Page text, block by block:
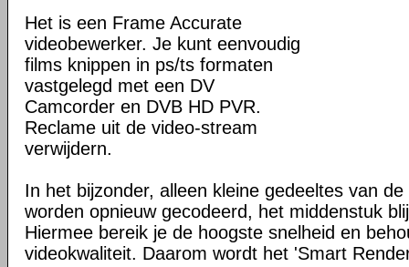
Het is een Frame Accurate
videobewerker. Je kunt eenvoudig
films knippen in ps/ts formaten
vastgelegd met een DV
Camcorder en DVB HD PVR.
Reclame uit de video-stream
verwijdern.
In het bijzonder, alleen kleine gedeeltes van
worden opnieuw gecodeerd, het middenstuk
Hiermee bereik je de hoogste snelheid en
videokwaliteit. Daarom wordt het 'Smart